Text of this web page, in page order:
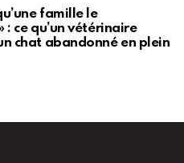
famille le
: ce qu’un vétérinaire
chat abandonné en plein